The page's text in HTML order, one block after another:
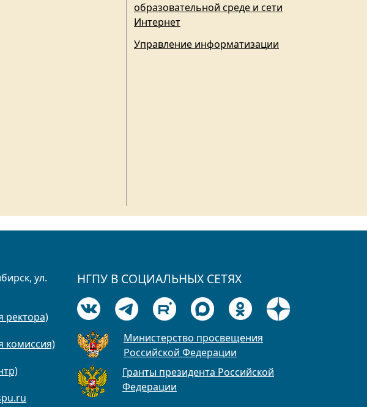
образовательной среде и сети
Интернет
Управление информатизации
ул.
ректора)
комиссия)
НГПУ В СОЦИАЛЬНЫХ СЕТЯХ
Министерство просвещения
Российской Федерации
Гранты президента Российской
Федерации